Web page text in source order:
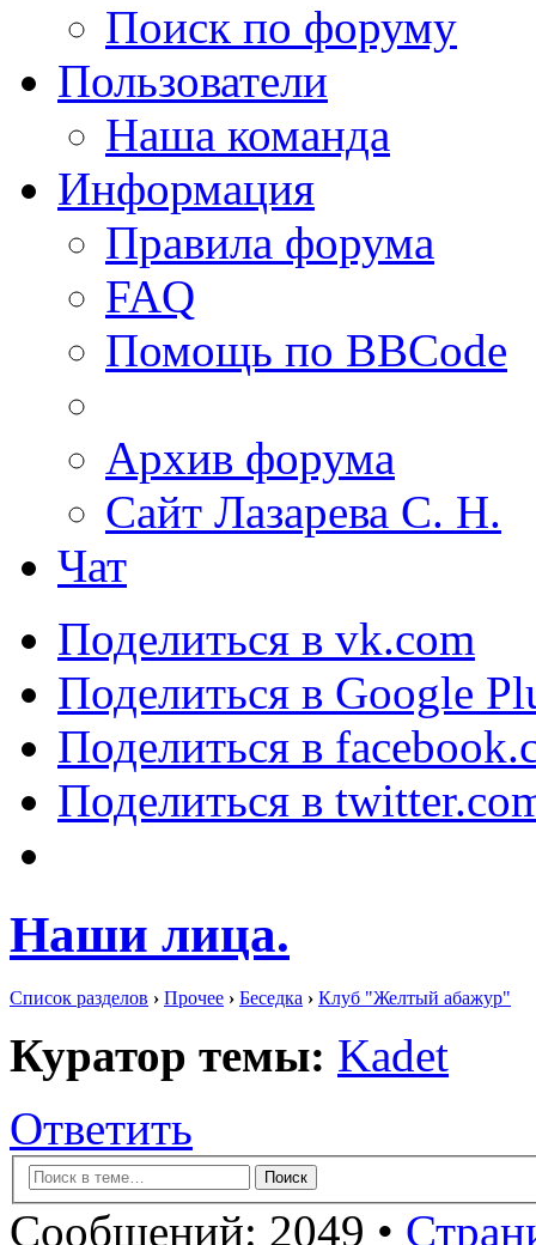
Поиск по форуму
Пользователи
Наша команда
Информация
Правила форума
FAQ
Помощь по BBCode
Архив форума
Сайт Лазарева С. Н.
Чат
Поделиться в vk.com
Поделиться в Google
Поделиться в
Поделиться в
Наши лица.
Список разделов › Прочее › Беседка › Клуб "Желтый абажур"
Куратор темы: Kadet
Ответить
Сообщений: 2049 •